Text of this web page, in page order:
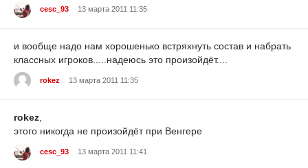
cesc_93 13 марта 2011 11:35
и вообще надо нам хорошенько встряхнуть состав и набрать
классных игроков.....надеюсь это произойдёт....
rokez 13 марта 2011 11:35
rokez
этого никогда не произойдёт при Венгере
cesc_93 13 марта 2011 11:41